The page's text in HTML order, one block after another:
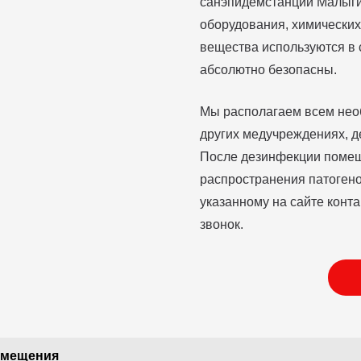
оборудования,
вещества используются в
абсолютно безопасны.
Мы располагаем всем
других медучреждениях,
После дезинфекции
распространения
указанному на сайте
звонок.